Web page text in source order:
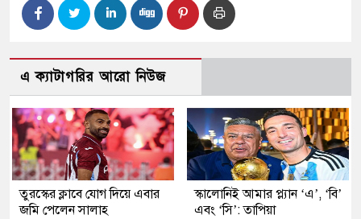
এ ক্যাটাগরির আরো নিউজ
তুরস্কের ক্লাবে যোগ দিয়ে এবার
জমি পেলেন সালাহ
স্কালোনিই আমার প্ল্যান ‘এ’, ‘বি’
এবং ‘সি’: তাপিয়া